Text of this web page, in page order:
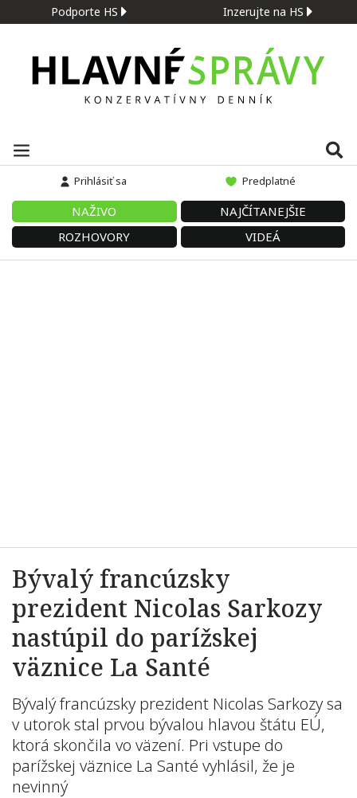
Podporte HS Inzerujte na HS
Prihlásiť sa Predplatné
NAŽIVO
NAJČÍTANEJŠIE
ROZHOVORY
VIDEÁ
Bývalý francúzsky
prezident Nicolas Sarkozy
nastúpil do parížskej
väznice La Santé
Bývalý francúzsky prezident Nicolas Sarkozy sa
v utorok stal prvou bývalou hlavou štátu EÚ,
ktorá skončila vo väzení. Pri vstupe do
parížskej väznice La Santé vyhlásil, že je
nevinný